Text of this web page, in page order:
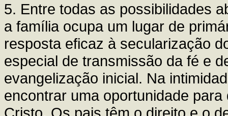
5. Entre todas as possibilidades
a família ocupa um lugar de
resposta eficaz à secularização
especial de transmissão da fé e
evangelização inicial. Na
encontrar uma oportunidade